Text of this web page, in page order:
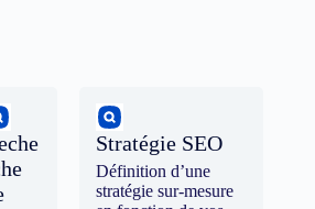
Stratégie SEO
Définition d’une
stratégie sur-mesure